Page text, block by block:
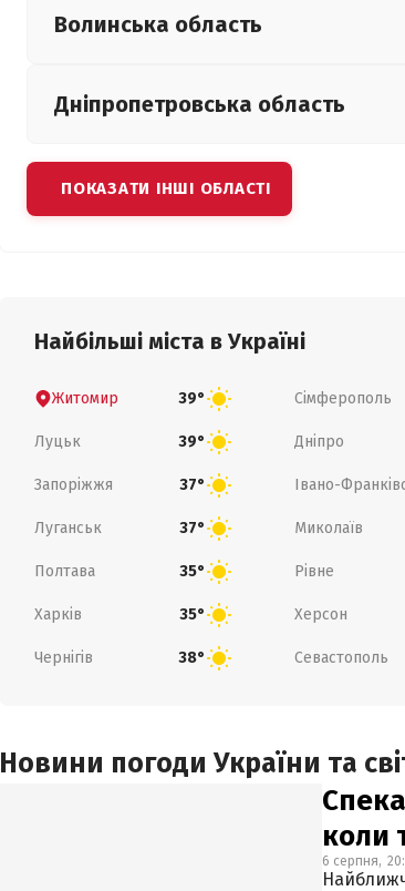
Волинська область
Дніпропетровська область
ПОКАЗАТИ ІНШІ ОБЛАСТІ
Найбільші міста в Україні
Житомир 39° Сімферополь
Луцьк 39° Дніпро
Запоріжжя 37° Івано-
Луганськ 37° Миколаїв
Полтава 35° Рівне
Харків 35° Херсон
Чернігів 38° Севастополь
Новини погоди України та
коли
6 серпня,